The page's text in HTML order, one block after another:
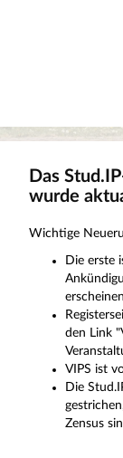
Das
wurde
Wichtige
Die erste
den Link
VIPS ist
Die
Zensus